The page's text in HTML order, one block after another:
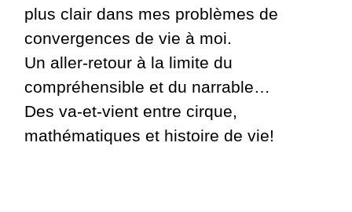
plus clair dans mes problèmes de
convergences de vie à moi.
Un aller-retour à la limite du
compréhensible et du narrable…
Des va-et-vient entrecirque,
mathématiques et histoire de vie!